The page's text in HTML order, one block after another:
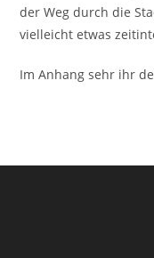
der Weg durch die
vielleicht etwas
Im Anhang sehr ihr